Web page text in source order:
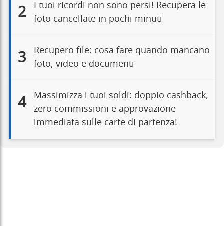
2
I tuoi ricordi non sono persi! Recupera le
foto cancellate in pochi minuti
3
Recupero file: cosa fare quando mancano
foto, video e documenti
4
Massimizza i tuoi soldi: doppio cashback,
zero commissioni e approvazione
immediata sulle carte di partenza!